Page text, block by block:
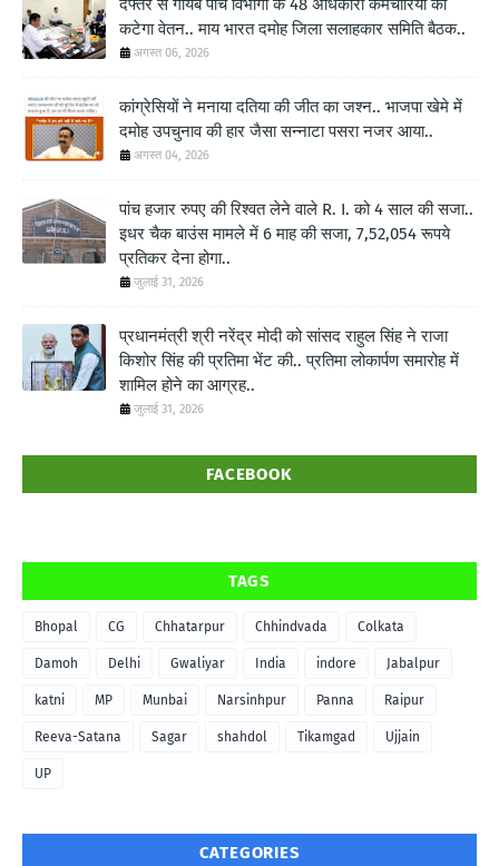
दफ्तर से गायब पांच विभागों के 48 अधिकारी कर्मचारियों का
कटेगा वेतन.. माय भारत दमोह जिला सलाहकार समिति बैठक..
अगस्त 06, 2026
कांग्रेसियों ने मनाया दतिया की जीत का जश्न.. भाजपा खेमे में
दमोह उपचुनाव की हार जैसा सन्नाटा पसरा नजर आया..
अगस्त 04, 2026
पांच हजार रुपए की रिश्वत लेने वाले R. I. को 4 साल की सजा..
इधर चैक बाउंस मामले में 6 माह की सजा, 7,52,054 रूपये
प्रतिकर देना होगा..
जुलाई 31, 2026
प्रधानमंत्री श्री नरेंद्र मोदी को सांसद राहुल सिंह ने राजा
किशोर सिंह की प्रतिमा भेंट की.. प्रतिमा लोकार्पण समारोह में
शामिल होने का आग्रह..
जुलाई 31, 2026
FACEBOOK
TAGS
Bhopal CG Chhatarpur Chhindvada Colkata
Damoh Delhi Gwaliyar India indore Jabalpur
katni MP Munbai Narsinhpur Panna Raipur
Reeva-Satana Sagar shahdol Tikamgad Ujjain
UP
CATEGORIES